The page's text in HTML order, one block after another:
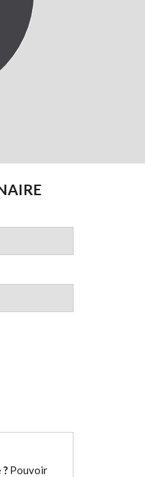
Pouvoir